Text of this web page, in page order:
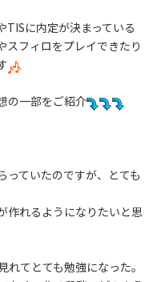
に内定が決まっている
スフィロをプレイできたり
の一部をご紹介
っていたのですが、とても
作れるようになりたいと思
れてとても勉強になった。